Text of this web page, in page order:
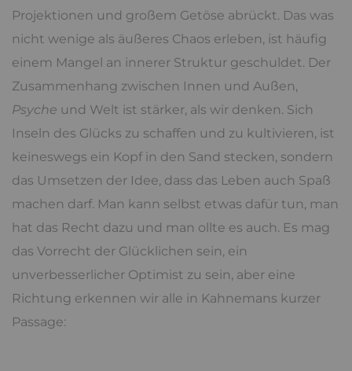
Projektionen und großem Getöse abrückt. Das was
nicht wenige als äußeres Chaos erleben, ist häufig
einem Mangel an innerer Struktur geschuldet. Der
Zusammenhang zwischen Innen und Außen,
Psyche und Welt ist stärker, als wir denken. Sich
Inseln des Glücks zu schaffen und zu kultivieren, ist
keineswegs ein Kopf in den Sand stecken, sondern
das Umsetzen der Idee, dass das Leben auch Spaß
machen darf. Man kann selbst etwas dafür tun, man
hat das Recht dazu und man ollte es auch. Es mag
das Vorrecht der Glücklichen sein, ein
unverbesserlicher Optimist zu sein, aber eine
Richtung erkennen wir alle in Kahnemans kurzer
Passage: